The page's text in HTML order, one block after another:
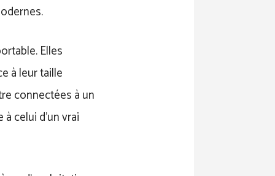
Elles
à leur taille
connectées à un
celui d’un vrai